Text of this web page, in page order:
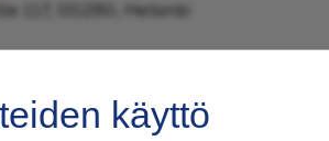
117, 00280, Helsinki
käyttö